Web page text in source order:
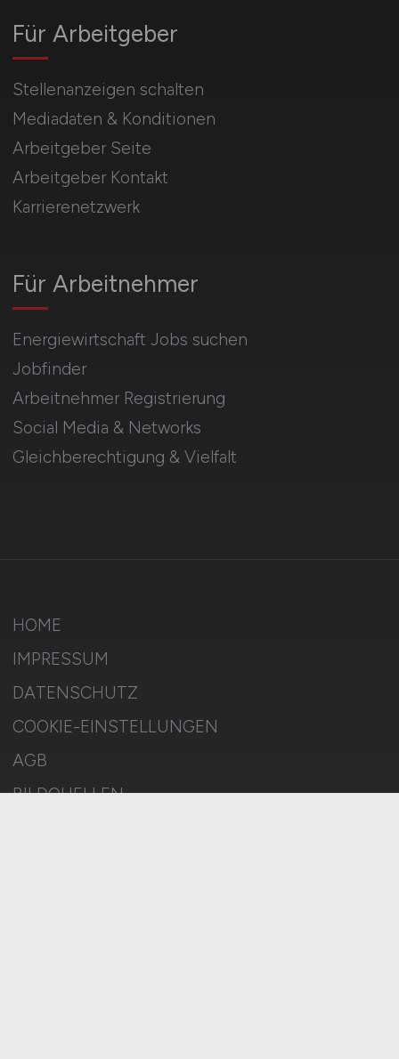
Für Arbeitnehmer
Energiewirtschaft Jobs suchen
Jobfinder
Arbeitnehmer Registrierung
Social Media & Networks
Gleichberechtigung & Vielfalt
Für Arbeitgeber
Stellenanzeigen schalten
Mediadaten & Konditionen
Arbeitgeber Seite
Arbeitgeber Kontakt
Karrierenetzwerk
HOME
IMPRESSUM
DATENSCHUTZ
COOKIE-EINSTELLUNGEN
AGB
BILDQUELLEN